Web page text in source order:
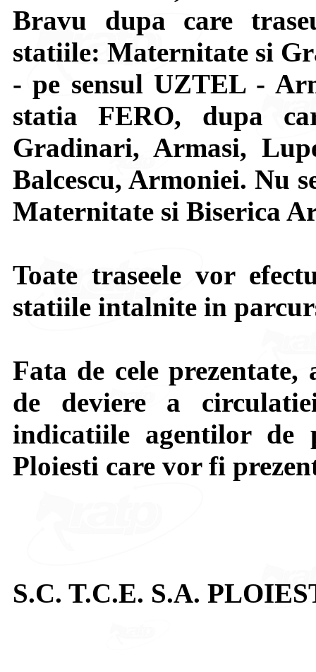
Bravu dupa care
statiile: Maternitate si
- pe sensul UZTEL -
statia FERO, dupa
Gradinari, Armasi,
Balcescu, Armoniei. Nu
Maternitate si Biserica
Toate traseele vor
statiile intalnite in
Fata de cele
de deviere a
indicatiile agentilor
Ploiesti care vor fi
S.C. T.C.E. S.A.